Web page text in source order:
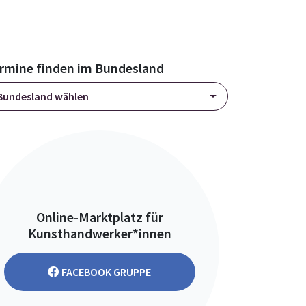
finden im Bundesland
wählen
Online-Marktplatz für
Kunsthandwerker*innen
FACEBOOK GRUPPE